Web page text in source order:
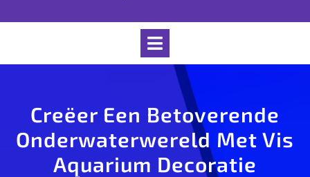
Open
Creëer Een Betoverende
Onderwaterwereld Met Vis
Aquarium Decoratie